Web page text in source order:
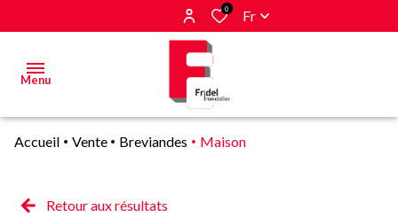
0 Fr
Menu
Estimer
Accueil Vente Breviandes Maison
Retour aux résultats